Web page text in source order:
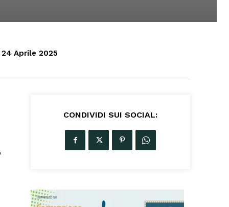
24 Aprile 2025
CONDIVIDI SUI SOCIAL: